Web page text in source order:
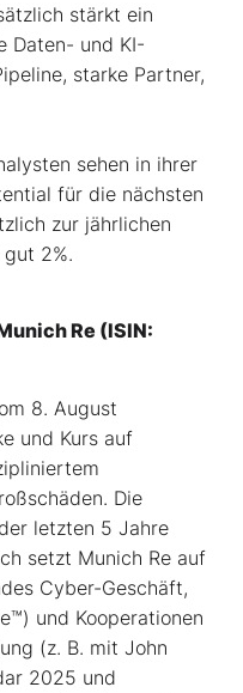
stärkt ein
Daten- und KI-
starke Partner,
sehen in ihrer
für die nächsten
zur jährlichen
2%.
Re (ISIN:
8. August
und Kurs auf
Die
letzten 5 Jahre
setzt Munich Re auf
Cyber-Geschäft,
und Kooperationen
(z. B. mit John
2025 und